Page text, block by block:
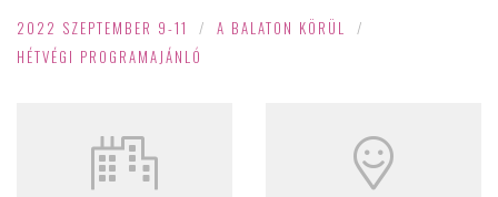
2022 SZEPTEMBER 9-11 / A BALATON KÖRÜL
/
HÉTVÉGI PROGRAMAJÁNLÓ